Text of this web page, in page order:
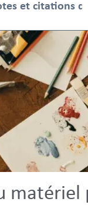
et citations
matériel